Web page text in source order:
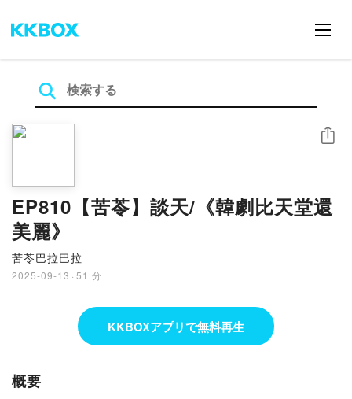
EP810【苦苓】談天/《韓劇比天堂還
美麗》
苦苓巴拉巴拉
2025-09-13 · 51 分
シェア
KKBOXアプリで無料再生
概要